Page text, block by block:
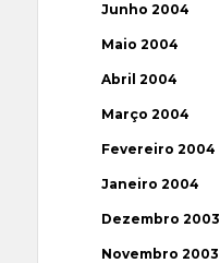
Junho 2004
Maio 2004
Abril 2004
Março 2004
Fevereiro 2004
Janeiro 2004
Dezembro 2003
Novembro 2003